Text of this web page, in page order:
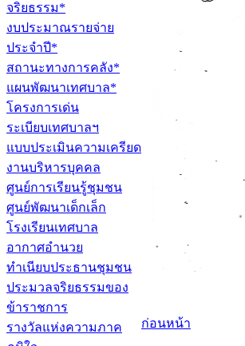
จริยธรรม*
งบประมาณรายจ่าย
ประจำปี*
สถานะทางการคลัง*
แผนพัฒนาเทศบาล*
โครงการเด่น
ระเบียบเทศบาลฯ
แบบประเมินความเครียด
งานบริหารบุคคล
ศูนย์การเรียนรู้ชุมชน
ศูนย์พัฒนาเด็กเล็ก
โรงเรียนเทศบาล
อากาศอำนวย
ทำเนียบประธานชุมชน
ประมวลจริยธรรมของ
ข้าราชการ
รางวัลแห่งความภาค
ก่อนหน้า